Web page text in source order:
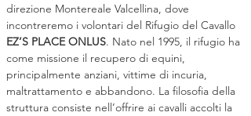
direzione Montereale Valcellina, dove
incontreremo i volontari del Rifugio del Cavallo
EZ’S PLACE ONLUS. Nato nel 1995, il rifugio ha
come missione il recupero di equini,
principalmente anziani, vittime di incuria,
maltrattamento e abbandono. La filosofia della
struttura consiste nell’offrire ai cavalli accolti la